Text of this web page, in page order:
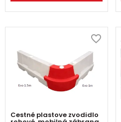
Cestné plastove zvodidlo